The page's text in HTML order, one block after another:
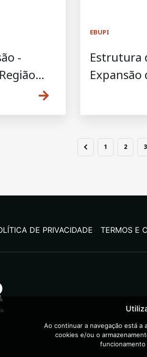
-
EBUPI
Estrutura
Expansão
1 2 3
DE PRIVACIDADE TERMOS E
Ao continuar a navegação está a
cookies e/ou o
funcionamento